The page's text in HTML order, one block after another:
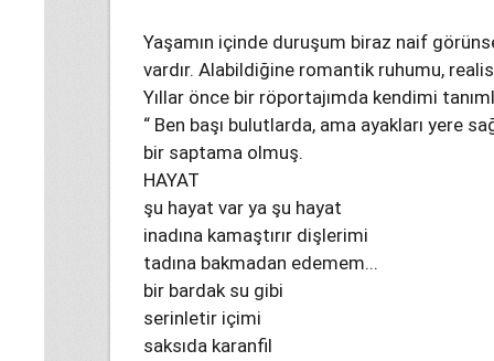
Yaşamın içinde duruşum biraz naif
vardır. Alabildiğine romantik ruhumu,
Yıllar önce bir röportajımda kendimi
“ Ben başı bulutlarda, ama ayakları yere
bir saptama olmuş.
HAYAT
şu hayat var ya şu hayat
inadına kamaştırır dişlerimi
tadına bakmadan edemem...
bir bardak su gibi
serinletir içimi
saksıda karanfil